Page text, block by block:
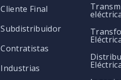
Cliente Final
Subdistribuidor
Contratistas
Industrias